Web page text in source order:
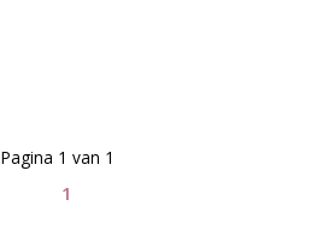
1
Pagina 1 van 1